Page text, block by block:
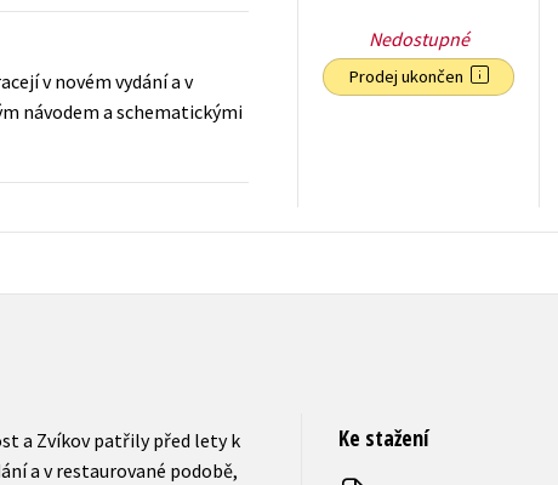
v novém vydání a v
návodem a schematickými
Nedostupné
Prodej ukončen
a Zvíkov patřily před lety k
a v restaurované podobě,
Ke stažení